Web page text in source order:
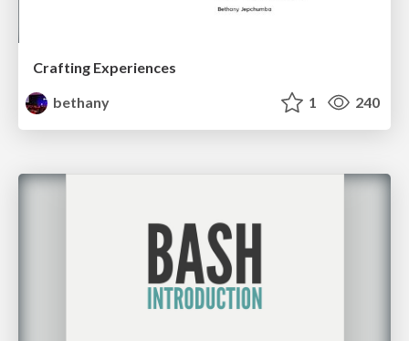
Crafting Experiences
bethany
1 240